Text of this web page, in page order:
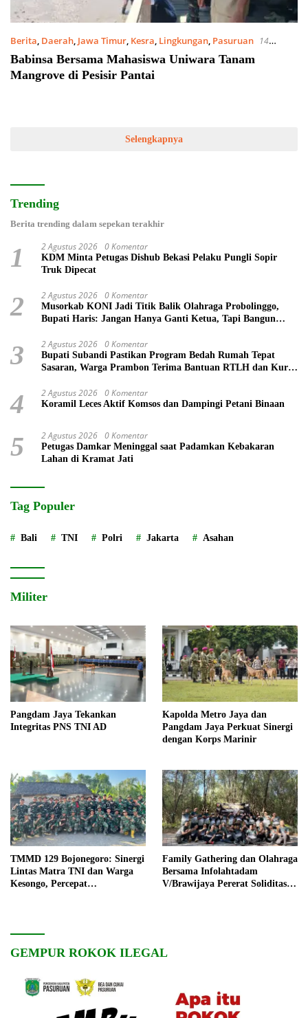
Berita, Daerah, Jawa Timur, Kesra, Lingkungan, Pasuruan 14
Agustus 2024
Babinsa Bersama Mahasiswa Uniwara Tanam
Mangrove di Pesisir Pantai
Selengkapnya
Trending
Berita trending dalam sepekan terakhir
1 2 Agustus 2026 0 Komentar
KDM Minta Petugas Dishub Bekasi Pelaku Pungli Sopir
Truk Dipecat
2 2 Agustus 2026 0 Komentar
Musorkab KONI Jadi Titik Balik Olahraga Probolinggo,
Bupati Haris: Jangan Hanya Ganti Ketua, Tapi Bangun
3 2 Agustus 2026 0 Komentar
Bupati Subandi Pastikan Program Bedah Rumah Tepat
Sasaran, Warga Prambon Terima Bantuan RTLH dan Kursi
4 2 Agustus 2026 0 Komentar
Koramil Leces Aktif Komsos dan Dampingi Petani Binaan
5 2 Agustus 2026 0 Komentar
Petugas Damkar Meninggal saat Padamkan Kebakaran
Lahan di Kramat Jati
Tag Populer
Bali TNI Polri Jakarta Asahan
Militer
Pangdam Jaya Tekankan
Integritas PNS TNI AD
Kapolda Metro Jaya dan
Pangdam Jaya Perkuat Sinergi
dengan Korps Marinir
TMMD 129 Bojonegoro: Sinergi
Lintas Matra TNI dan Warga
Kesongo, Percepat
Family Gathering dan Olahraga
Bersama Infolahtadam
V/Brawijaya Pererat Soliditas
GEMPUR ROKOK ILEGAL